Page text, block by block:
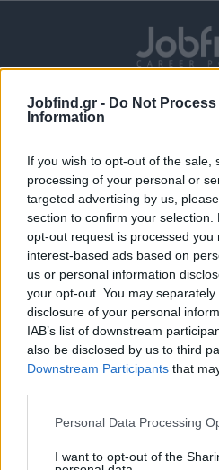
Jobfind.gr - Do Not Process
Information
If you wish to opt-out of the sale,
processing of your personal or
targeted advertising by us,
section to confirm your
opt-out request is processed you
interest-based ads based on
us or personal information
your opt-out. You may
disclosure of your personal
IAB’s list of downstream
also be disclosed by us to third
Downstream Participants that
Personal Data Processing
I want to opt-out of the
Θέσεις εργασίας
Θέσεις Εργασίας ανά Ειδικότητα
Θέσεις Εργασίας ανά Εταιρεία
Κέντρο Βοήθειας